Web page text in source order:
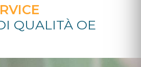
QUALITÀ OE